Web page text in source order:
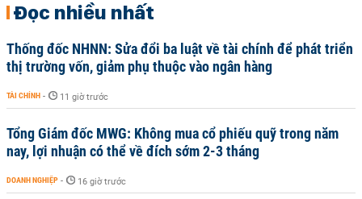
Đọc nhiều nhất
Thống đốc NHNN: Sửa đổi ba luật về tài chính để phát triển
thị trường vốn, giảm phụ thuộc vào ngân hàng
TÀI CHÍNH - 11 giờ trước
Tổng Giám đốc MWG: Không mua cổ phiếu quỹ trong năm
nay, lợi nhuận có thể về đích sớm 2-3 tháng
DOANH NGHIỆP - 16 giờ trước